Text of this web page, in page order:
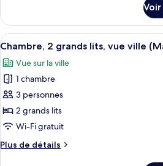
Masters
Bay)
ville
(Grand
Masters
Bay)
Majestueuse,
2
grands
lits,
vue
ville
(Grand
Masters
Bay)
le
type
de
Chambre
Majestueuse,
grands
lits,
vue
ville
(Grand
Afficher
toutes
les
photos
pour
ce
type
chambre :
Une
2
Chambre, 2 grands lits, vue ville
Vue sur la ville
1 chambre
3 personnes
2 grands lits
Wi-Fi gratuit
Plus de détails
Plus